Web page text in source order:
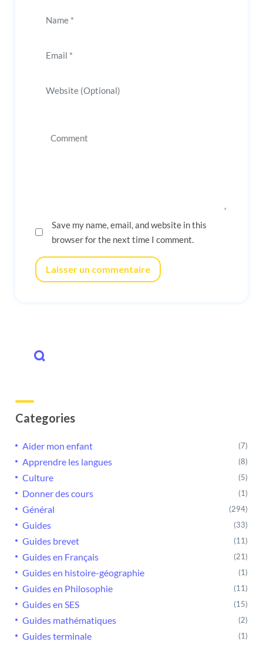
Save my name, email, and website in this
browser for the next time I comment.
Laisser un commentaire
Categories
Aider mon enfant (7)
Apprendre les langues (8)
Culture (5)
Donner des cours (1)
Général (294)
Guides (33)
Guides brevet (11)
Guides en Français (21)
Guides en histoire-géographie (1)
Guides en Philosophie (11)
Guides en SES (15)
Guides mathématiques (2)
Guides terminale (1)